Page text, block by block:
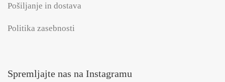
Pošiljanje in dostava
Politika zasebnosti
Spremljajte nas na Instagramu